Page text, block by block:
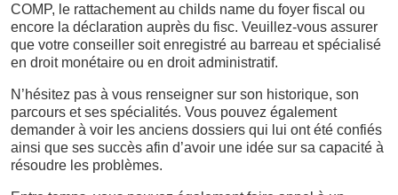
COMP, le rattachement au childs name du foyer fiscal ou
encore la déclaration auprès du fisc. Veuillez-vous assurer
que votre conseiller soit enregistré au barreau et spécialisé
en droit monétaire ou en droit administratif.
N’hésitez pas à vous renseigner sur son historique, son
parcours et ses spécialités. Vous pouvez également
demander à voir les anciens dossiers qui lui ont été confiés
ainsi que ses succès afin d’avoir une idée sur sa capacité à
résoudre les problèmes.